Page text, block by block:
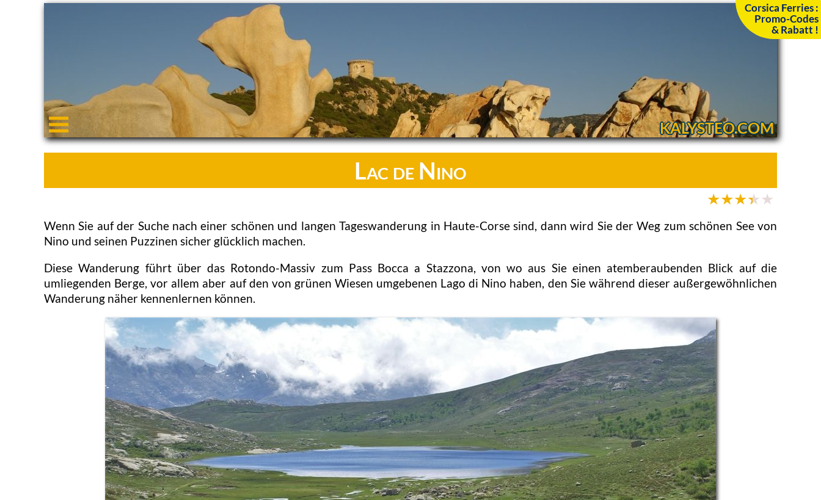
KALYSTEO.COM
Corsica Ferries :
Promo-Codes
& Rabatt !
Lac de Nino
Wenn Sie auf der Suche nach einer schönen und langen Tageswanderung in Haute-Corse sind, dann wird Sie der Weg zum schönen See von
Nino und seinen Puzzinen sicher glücklich machen.
Diese Wanderung führt über das Rotondo-Massiv zum Pass Bocca a Stazzona, von wo aus Sie einen atemberaubenden Blick auf die
umliegenden Berge, vor allem aber auf den von grünen Wiesen umgebenen Lago di Nino haben, den Sie während dieser außergewöhnlichen
Wanderung näher kennenlernen können.